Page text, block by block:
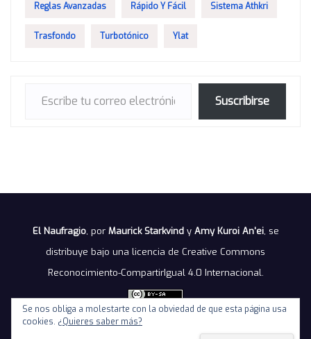
Reglas Avanzadas Rápido Y Fácil Sistema Athkri
Trasfondo Turbotónico Ylat
Suscribirse
El Naufragio, por Maurick Starkvindy Amy Kuroi An'ei, se
distribuye bajo una licencia de Creative Commons
Reconocimiento-CompartirIgual 4.0 Internacional.
Política de privacidad
Se nos obliga a molestarte con la obviedad de que esta página usa
cookies. ¿Quieres saber más?